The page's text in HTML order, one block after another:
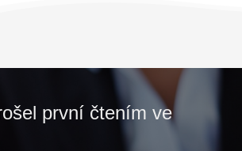
první čtením ve